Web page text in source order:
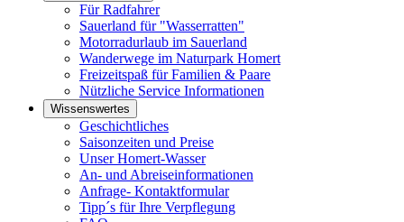
Für Radfahrer
Sauerland für "Wasserratten"
Motorradurlaub im Sauerland
Wanderwege im Naturpark Homert
Freizeitspaß für Familien & Paare
Nützliche Service Informationen
Wissenswertes
Geschichtliches
Saisonzeiten und Preise
Unser Homert-Wasser
An- und Abreiseinformationen
Anfrage- Kontaktformular
Tipp´s für Ihre Verpflegung